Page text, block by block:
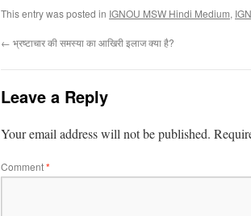
This entry was posted in IGNOU MSW Hindi Medium,
← भ्रष्टाचार की समस्या का आखिरी इलाज क्या है?
Leave a Reply
Your email address will not be published.
Comment*